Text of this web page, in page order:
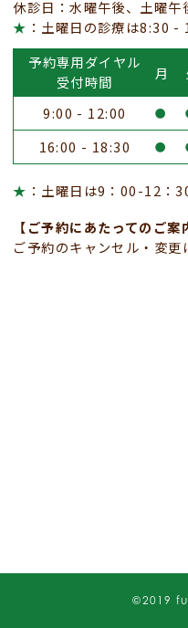
休診日：水曜午後、土曜午
★ ：土曜日の診療は8:30 -
予約専用ダイヤル
受付時間
月
9:00 - 12:00 ●
16:00 - 18:30 ●
★ ：土曜日は9：00-12：
【ご予約にあたってのご案
ご予約のキャンセル・変更
©2019